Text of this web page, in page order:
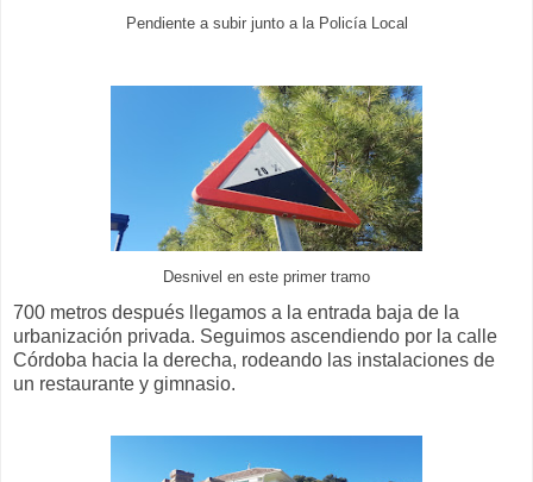
Pendiente a subir junto a la Policía Local
Desnivel en este primer tramo
700 metros después llegamos a la entrada baja de la
urbanización privada. Seguimos ascendiendo por la calle
Córdoba hacia la derecha, rodeando las instalaciones de
un restaurante y gimnasio.